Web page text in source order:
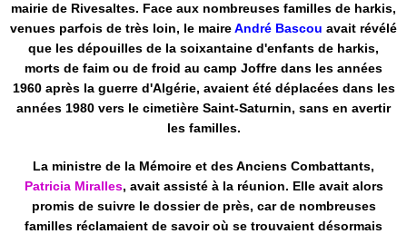
mairie de Rivesaltes. Face aux nombreuses familles de harkis,
venues parfois de très loin, le maireAndré Bascou avait révélé
que les dépouilles de la soixantaine d'enfants de harkis,
morts de faim ou de froid au camp Joffre dans les années
1960 après la guerre d'Algérie, avaient été déplacées dans les
années 1980 vers le cimetière Saint-Saturnin, sans en avertir
les familles.
La ministre de la Mémoire et des Anciens Combattants,
Patricia Miralles, avait assisté à la réunion. Elle avait alors
promis de suivre le dossier de près, car de nombreuses
familles réclamaient de savoir où se trouvaient désormais